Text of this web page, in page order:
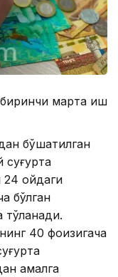
марта иш
бўшатилган
24 ойдаги
бўлган
тўланади.
40 фоизигача
амалга